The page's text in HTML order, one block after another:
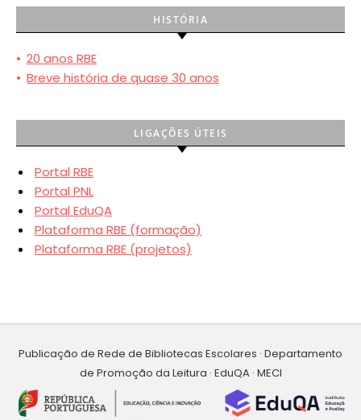
HISTÓRIA
• 20 anos RBE
• Breve história de quase 30 anos
LIGAÇÕES ÚTEIS
Portal RBE
Portal PNL
Portal EduQA
Plataforma RBE (formação)
Plataforma RBE (projetos)
Publicação de Rede de Bibliotecas Escolares · Departamento
de Promoção da Leitura · EduQA · MECI